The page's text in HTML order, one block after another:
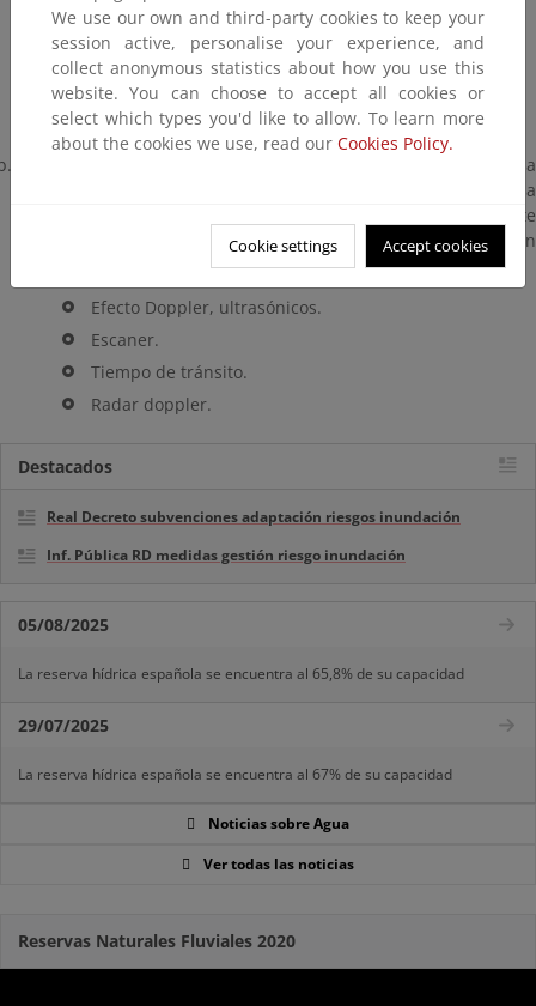
Sistema de propiedades eléctricas.
Sistema por radiación.
Sistema por contracción.
a
través de la velocidad, se utiliza la velocidad media, pues la
velocidad en una conducción no está uniformemente
distribuida. Algunos tipos de sistemas de medición
mediante la velocidad del agua son:
Efecto Doppler, ultrasónicos.
Escaner.
Tiempo de tránsito.
Radar doppler.
Destacados
Real Decreto subvenciones adaptación riesgos inundación
Inf. Pública RD medidas gestión riesgo inundación
05/08/2025
La reserva hídrica española se encuentra al 65,8% de su capacidad
29/07/2025
La reserva hídrica española se encuentra al 67% de su capacidad
Noticias sobre Agua
Ver todas las noticias
Reservas Naturales Fluviales 2020
We use our own and third-party cookies to keep your
session active, personalise your experience, and
collect anonymous statistics about how you use this
website. You can choose to accept all cookies or
select which types you'd like to allow. To learn more
about the cookies we use, read our Cookies Policy.
Cookie settings Accept cookies